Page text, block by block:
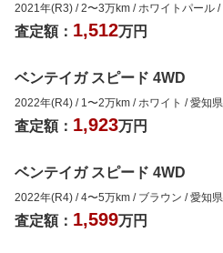
2021年(R3) /2〜3万km / ホワイトパール /
査定額： 1,512万円
ベンテイガ スピード 4WD
2022年(R4) / 1 〜2万km / ホワイト /愛知県
査定額： 1,923万円
ベンテイガ スピード 4WD
2022年(R4) /4〜5万km / ブラウン /愛知県
査定額： 1,599万円